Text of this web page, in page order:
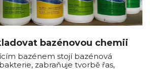
bazénovou chemii
bazénem stojí bazénová
zabraňuje tvorbě řas,